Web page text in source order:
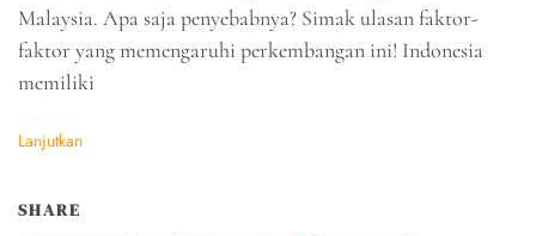
Malaysia. Apa saja penyebabnya? Simak ulasan faktor-
faktor yang memengaruhi perkembangan ini! Indonesia
memiliki
Lanjutkan
SHARE